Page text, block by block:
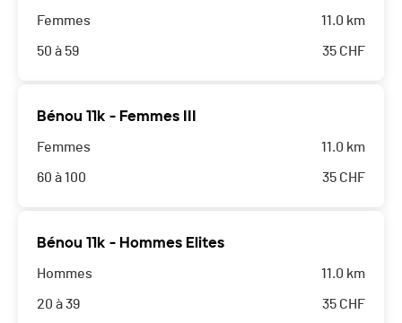
Femmes
50 à 59
11.0 km
35 CHF
Bénou 11k - Femmes III
Femmes
60 à 100
11.0 km
35 CHF
Bénou 11k - Hommes Elites
Hommes
20 à 39
11.0 km
35 CHF